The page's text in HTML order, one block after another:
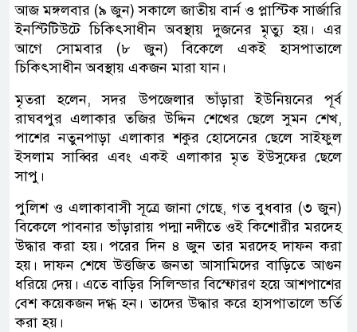
আজ মঙ্গলবার (৯ জুন) সকালে জাতীয় বার্ন ও প্লাস্টিক সার্জারি
ইনস্টিটিউটে চিকিৎসাধীন অবস্থায় দুজনের মৃত্যু হয়। এর
আগে সোমবার (৮ জুন) বিকেলে একই হাসপাতালে
চিকিৎসাধীন অবস্থায় একজন মারা যান।
মৃতরা হলেন, সদর উপজেলার ভাঁড়ারা ইউনিয়নের পূর্ব
রাঘবপুর এলাকার তজির উদ্দিন শেখের ছেলে সুমন শেখ,
পাশের নতুনপাড়া এলাকার শকুর হোসেনের ছেলে সাইফুল
ইসলাম সাব্বির এবং একই এলাকার মৃত ইউসুফের ছেলে
সাপু।
পুলিশ ও এলাকাবাসী সূত্রে জানা গেছে, গত বুধবার (৩ জুন)
বিকেলে পাবনার ভাঁড়ারায় পদ্মা নদীতে ওই কিশোরীর মরদেহ
উদ্ধার করা হয়। পরের দিন ৪ জুন তার মরদেহ দাফন করা
হয়। দাফন শেষে উত্তজিত জনতা আসামিদের বাড়িতে আগুন
ধরিয়ে দেয়। এতে বাড়ির সিলিন্ডার বিস্ফোরণ হয়ে আশপাশের
বেশ কয়েকজন দগ্ধ হন। তাদের উদ্ধার করে হাসপাতালে ভর্তি
করা হয়।